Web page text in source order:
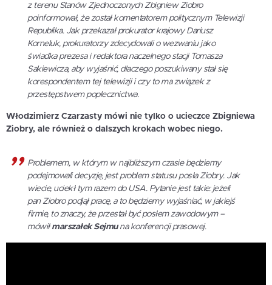
z terenu Stanów Zjednoczonych Zbigniew Ziobro
poinformował, że został komentatorem politycznym Telewizji
Republika. Jak przekazał prokurator krajowy Dariusz
Korneluk, prokuratorzy zdecydowali o wezwaniu jako
świadka prezesa i redaktora naczelnego stacji Tomasza
Sakiewicza, aby wyjaśnić, dlaczego poszukiwany stał się
korespondentem tej telewizji i czy to ma związek z
przestępstwem poplecznictwa.
Włodzimierz Czarzasty mówi nie tylko o ucieczce Zbigniewa
Ziobry, ale również o dalszych krokach wobec niego.
Problemem, w którym w najbliższym czasie będziemy
podejmowali decyzję, jest problem statusu posła Ziobry. Jak
wiecie, uciekł tym razem do USA. Pytanie jest takie: jeżeli
pan Ziobro podjął pracę, a to będziemy wyjaśniać, w jakiejś
firmie, to znaczy, że przestał być posłem zawodowym –
mówił marszałek Sejmuna konferencji prasowej.